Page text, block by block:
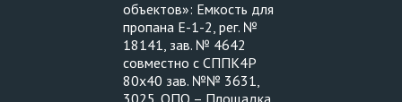
объектов»: Емкость для
пропана Е-1-2, рег. №
18141, зав. № 4642
совместно с СППК4Р
80х40 зав. №№ 3631,
3025. ОПО – Площадка